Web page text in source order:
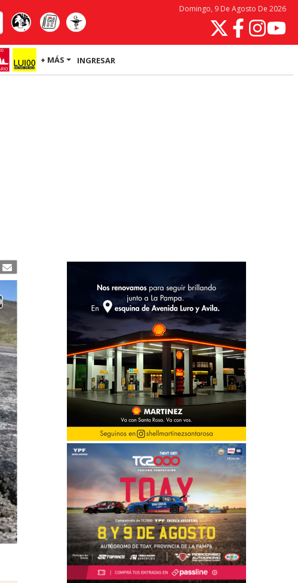
Domingo, 9 De Agosto De 2026
+ MÁS INGRESAR